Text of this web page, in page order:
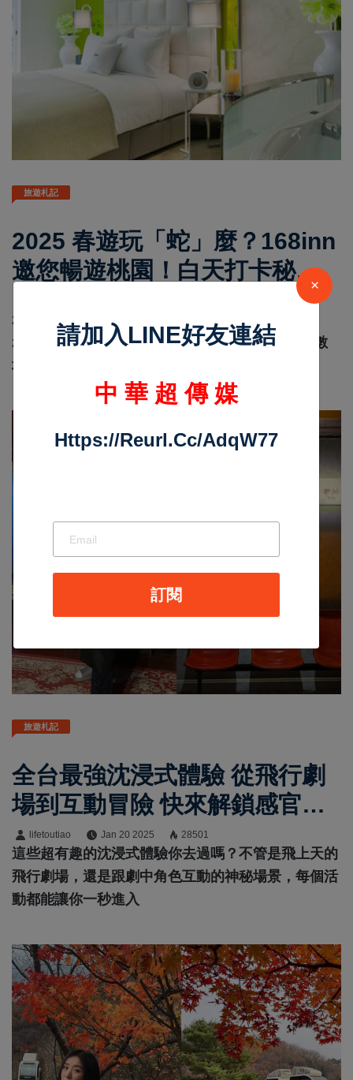
旅遊札記
2025 春遊玩「蛇」麼？168inn
邀您暢遊桃園！白天打卡秘
境、夜遊燈會，住宿再領澎派
新年禮
2025 台灣燈會終於在引頸期盼下重返桃園，將於
2/12 – 2/23 閃耀登場，傳統燈籠工藝巧妙輝映無數
埤
旅遊札記
全台最強沈浸式體驗 從飛行劇
場到互動冒險 快來解鎖感官新
世界
lifetoutiao Jan 20 2025 28501
這些超有趣的沈浸式體驗你去過嗎？不管是飛上天的
飛行劇場，還是跟劇中角色互動的神秘場景，每個活
動都能讓你一秒進入
×
請加入LINE好友連結
中 華 超 傳 媒
Https://reurl.cc/adqW77
訂閱